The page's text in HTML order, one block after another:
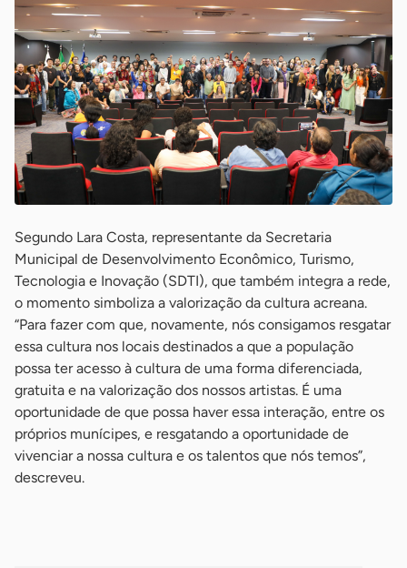
Segundo Lara Costa, representante da Secretaria
Municipal de Desenvolvimento Econômico, Turismo,
Tecnologia e Inovação (SDTI), que também integra a rede,
o momento simboliza a valorização da cultura acreana.
“Para fazer com que, novamente, nós consigamos resgatar
essa cultura nos locais destinados a que a população
possa ter acesso à cultura de uma forma diferenciada,
gratuita e na valorização dos nossos artistas. É uma
oportunidade de que possa haver essa interação, entre os
próprios munícipes, e resgatando a oportunidade de
vivenciar a nossa cultura e os talentos que nós temos”,
descreveu.